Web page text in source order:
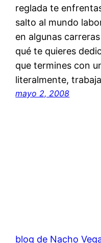
reglada te
salto al mundo
en algunas
qué te quieres
que termines con
literalmente,
mayo 2, 2008
blog de Nacho